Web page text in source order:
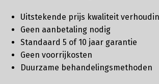
Uitstekende prijs kwaliteit
Geen aanbetaling nodig
Standaard 5 of 10 jaar garantie
Geen voorrijkosten
Duurzame behandelingsmethoden